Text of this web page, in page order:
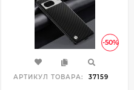
-50%
АРТИКУЛ ТОВАРА: 37159